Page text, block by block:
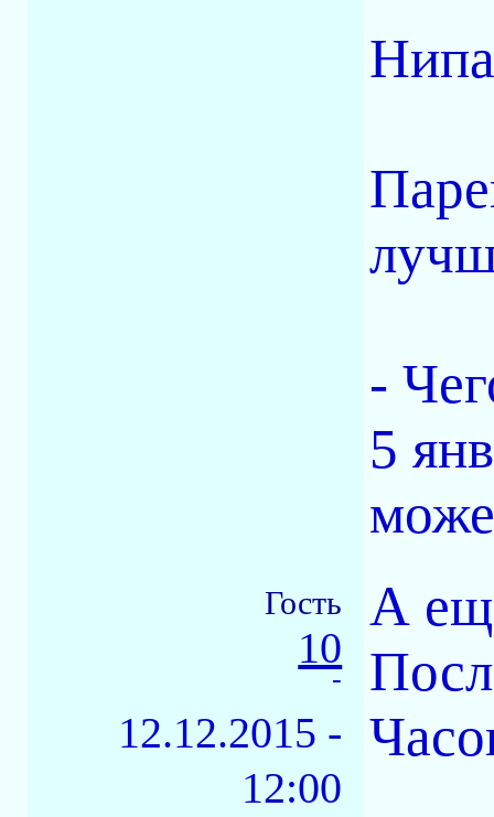
-
5
Гость
10
-
12.12.2015 -
12:00
А